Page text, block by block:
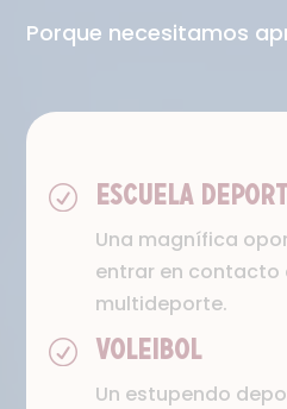
Porque necesitamos
R ESCUELA
Una magnífica
entrar en
multideporte.
R VOLEIBOL
Un estupendo